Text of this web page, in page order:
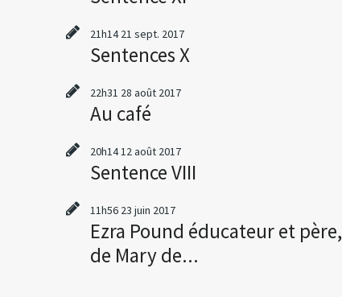
21h14 21 sept. 2017
Sentences X
22h31 28 août 2017
Au café
20h1412août 2017
Sentence VIII
11h56 23 juin 2017
Ezra Pound éducateur et père,
de Mary de...